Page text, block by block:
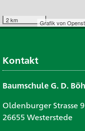
2 km Grafik von
Kontakt
Baumschule G. D.
Oldenburger Strasse 9
26655 Westerstede